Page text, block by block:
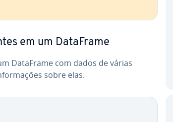
em um DataFrame
DataFrame com dados de várias
sobre elas.